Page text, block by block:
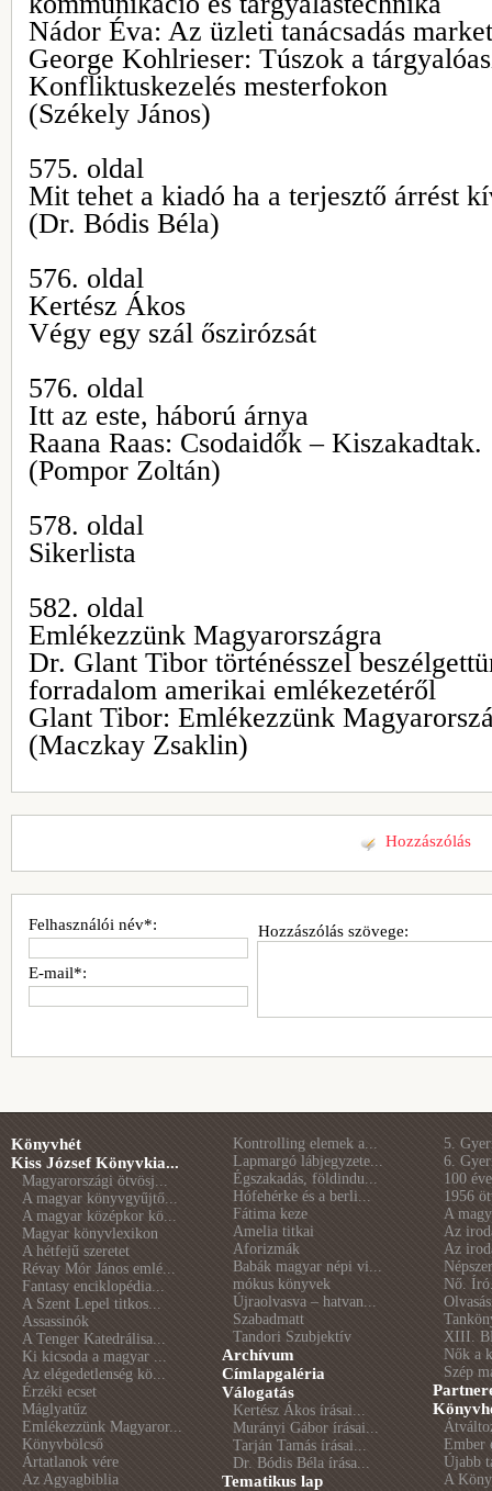
Nádor Éva: Az üzleti tanácsadás
George Kohlrieser: Túszok a
Konfliktuskezelés mesterfokon
(Székely János)
575. oldal
Mit tehet a kiadó ha a terjesztő árrést
(Dr. Bódis Béla)
576. oldal
Kertész Ákos
Végy egy szál őszirózsát
576. oldal
Itt az este, háború árnya
Raana Raas: Csodaidők – Kiszakadtak.
(Pompor Zoltán)
578. oldal
Sikerlista
582. oldal
Emlékezzünk Magyarországra
Dr. Glant Tibor történésszel
forradalom amerikai emlékezetéről
Glant Tibor: Emlékezzünk
(Maczkay Zsaklin)
Hozzászólás
Hozzászólás szövege:
Felhasználói név*:
E-mail*:
Könyvhét
Kiss József Könyvkia...
Magyarországi ötvösj...
A magyar könyvgyűjtő...
A magyar középkor kö...
Magyar könyvlexikon
A hétfejű szeretet
Révay Mór János emlé...
Fantasy enciklopédia...
A Szent Lepel titkos...
Assassinók
A Tenger Katedrálisa...
Ki kicsoda a magyar ...
Az elégedetlenség kö...
Érzéki ecset
Máglyatűz
Emlékezzünk Magyaror...
Könyvbölcső
Ártatlanok vére
Az Agyagbiblia
Kontrolling elemek a...
Lapmargó lábjegyzete...
Égszakadás, földindu...
Hófehérke és a berli...
Fátima keze
Amelia titkai
Aforizmák
Babák magyar népi vi...
mókus könyvek
Újraolvasva – hatvan...
Szabadmatt
Tandori Szubjektív
Archívum
Címlapgaléria
Válogatás
Kertész Ákos írásai...
Murányi Gábor írásai...
Tarján Tamás írásai...
Dr. Bódis Béla írása...
Tematikus lap
5.
6.
100
1956
A
Az
Az
Nő.
XIII.
Nők a
Szép
Ember
Újabb
A